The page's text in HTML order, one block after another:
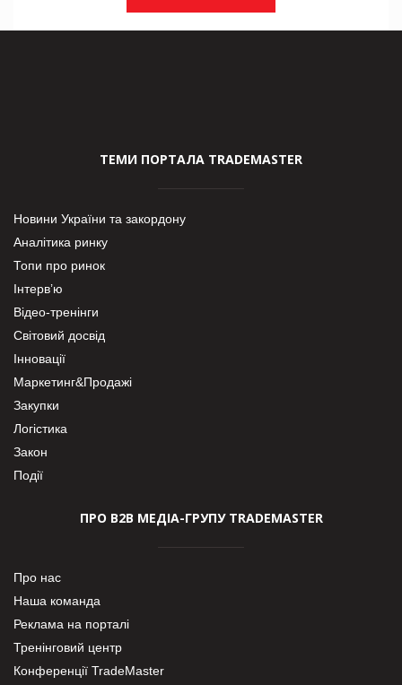
ТЕМИ ПОРТАЛА TRADEMASTER
Новини України та закордону
Аналітика ринку
Топи про ринок
Інтерв’ю
Відео-тренінги
Світовий досвід
Інновації
Маркетинг&Продажі
Закупки
Логістика
Закон
Події
ПРО В2В МЕДІА-ГРУПУ TRADEMASTER
Про нас
Наша команда
Реклама на порталі
Тренінговий центр
Конференції TradeMaster